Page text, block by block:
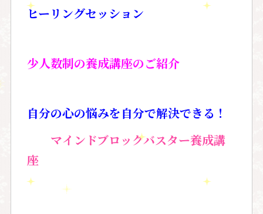
ヒーリングセッション
少人数制の養成講座のご紹介
自分の心の悩みを自分で解決できる！
マインドブロックバスター養成講
座